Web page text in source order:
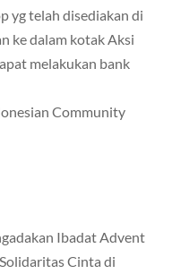
yg telah disediakan di
ke dalam kotak Aksi
melakukan bank
Community
Ibadat Advent
Cinta di